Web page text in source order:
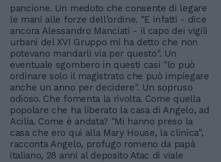
pancione. Un medoto che consente di legare
le mani alle forze dell'ordine. "E infatti - dice
ancora Alessandro Manciati - il capo dei vigili
urbani del XVI Gruppo mi ha detto che non
potevano mandarli via per questo". Un
eventuale sgombero in questi casi "lo può
ordinare solo il magistrato che può impiegare
anche un anno per decidere". Un sopruso
odioso. Che fomenta la rivolta. Come quella
popolare che ha liberato la casa di Angelo, ad
Acilia. Come è andata? "Mi hanno preso la
casa che ero qui alla Mary House, la clinica",
racconta Angelo, profugo romeno da papà
italiano, 28 anni al deposito Atac di viale